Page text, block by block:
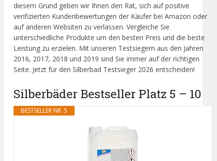
diesem Grund geben wir Ihnen den Rat, sich auf positive
verifizierten Kundenbewertungen der Käufer bei Amazon oder
auf anderen Websiten zu verlassen. Vergleiche Sie
unterschiedliche Produkte um den besten Preis und die beste
Leistung zu erzielen. Mit unseren Testsiegern aus den Jahren
2016, 2017, 2018 und 2019 sind Sie immer auf der richtigen
Seite. Jetzt für den Silberbad Testsieger 2026 entscheiden!
Silberbäder Bestseller Platz 5 – 10
BESTSELLER NR. 5